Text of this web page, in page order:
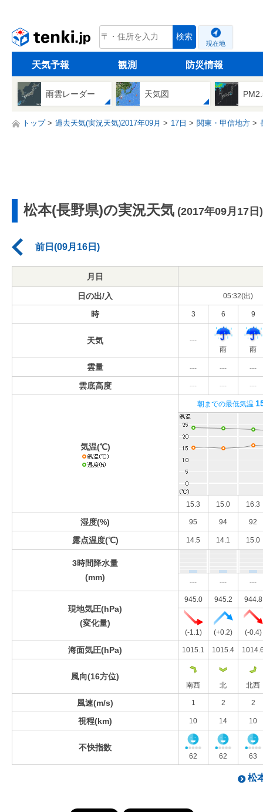
tenki.jp 検索
現在地
天気予報 観測 防災情報
雨雲レーダー 天気図
トップ 過去天気(実況天気)2017年09月 17日 関東・甲信地方
松本(長野県)の実況天気 (2017年09月17日)
前日(09月16日)
月日
日の出/入 05:32(出)
時 3 6 9
天気
---
雨
雨
雲量 --- --- ---
雲底高度 --- --- ---
気温(℃)
朝までの最低気温
15.3 15.0 16.3
湿度(%) 95 94 92
露点温度(℃) 14.5 14.1 15.0
3時間降水量
(mm)
--- --- ---
現地気圧(hPa)
(変化量)
945.0 945.2 944.8
(-1.1) (+0.2) (-0.4)
海面気圧(hPa) 1015.1 1015.4
風向(16方位)
南西 北 北西
風速(m/s) 1 2 2
視程(km) 10 14 10
不快指数
62 62 63
松